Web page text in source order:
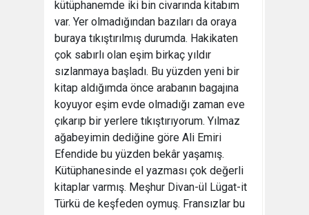
kütüphanemde iki bin civarında kitabım
var. Yer olmadığından bazıları da oraya
buraya tıkıştırılmış durumda. Hakikaten
çok sabırlı olan eşim birkaç yıldır
sızlanmaya başladı. Bu yüzden yeni bir
kitap aldığımda önce arabanın bagajına
koyuyor eşim evde olmadığı zaman eve
çıkarıp bir yerlere tıkıştırıyorum. Yılmaz
ağabeyimin dediğine göre Ali Emiri
Efendide bu yüzden bekâr yaşamış.
Kütüphanesinde el yazması çok değerli
kitaplar varmış. Meşhur Divan-ül Lügat-it
Türkü de keşfeden oymuş. Fransızlar bu